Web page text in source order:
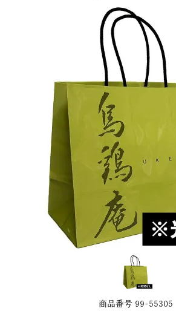
商品番号 99-55305